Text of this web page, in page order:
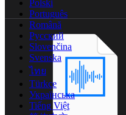
Polski
Português
Română
Русский
Slovenčina
Svenska
ไทย
Türkçe
Українська
Tiếng Việt